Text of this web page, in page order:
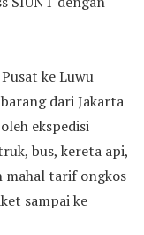
ke Luwu
dari Jakarta
ekspedisi
bus, kereta api,
mahal tarif ongkos
sampai ke